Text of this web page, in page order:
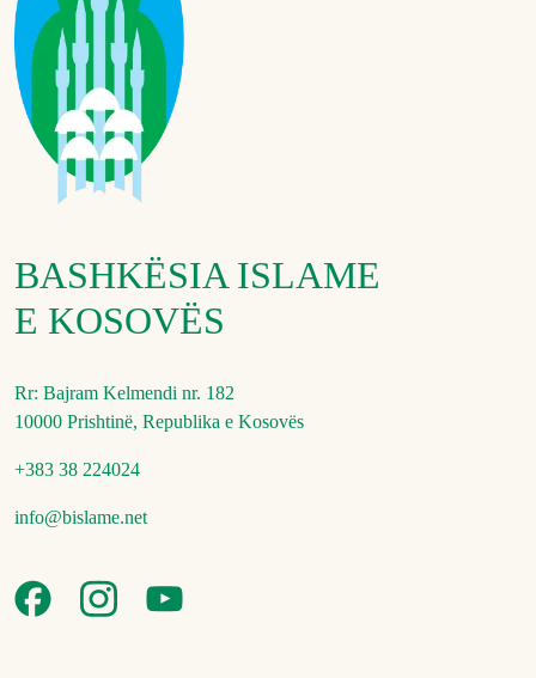
BASHKËSIA ISLAME
E KOSOVËS
Rr: Bajram Kelmendi nr. 182
10000 Prishtinë, Republika e Kosovës
+383 38 224024
info@bislame.net